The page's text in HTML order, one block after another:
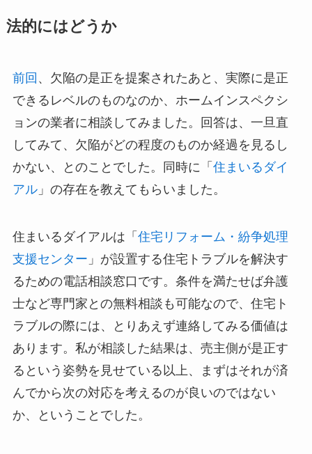
法的にはどうか
前回 、欠陥の是正を提案されたあと、実際に是正
できるレベルのものなのか、ホームインスペクシ
ョンの業者に相談してみました。回答は、一旦直
してみて、欠陥がどの程度のものか経過を見るし
かない、とのことでした。同時に「 住まいるダイ
アル」の存在を教えてもらいました。
住まいるダイアルは「 住宅リフォーム・紛争処理
支援センター 」が設置する住宅トラブルを解決す
るための電話相談窓口です。条件を満たせば弁護
士など専門家との無料相談も可能なので、住宅ト
ラブルの際には、とりあえず連絡してみる価値は
あります。私が相談した結果は、売主側が是正す
るという姿勢を見せている以上、まずはそれが済
んでから次の対応を考えるのが良いのではない
か、ということでした。